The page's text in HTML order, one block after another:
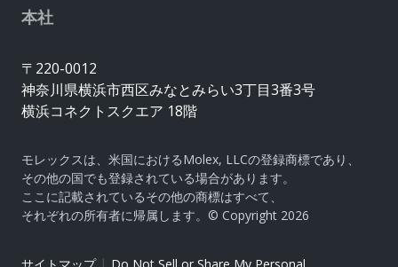
本社
〒220-0012
神奈川県横浜市西区みなとみらい3丁目3番3号
横浜コネクトスクエア 18階
モレックスは、米国におけるMolex, LLCの登録商標であり、
その他の国でも登録されている場合があります。
ここに記載されているその他の商標はすべて、
それぞれの所有者に帰属します。© Copyright 2026